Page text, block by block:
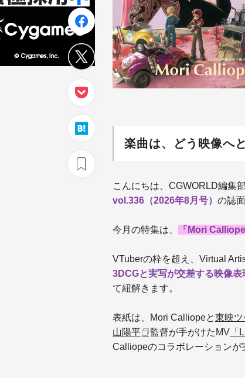
楽曲は、どう映像へ
こんにちは、CGWORLD編集
vol.336（2026年8月号） の誌
今月の特集は、 「Mori Calliope
VTuberの枠を超え、Virtual
3DCGと実写が交差する映像表
て紐解きます。
表紙は、Mori Calliopeと東映
山陽平
監督が手がけたMV
Calliopeのコラボレーションが